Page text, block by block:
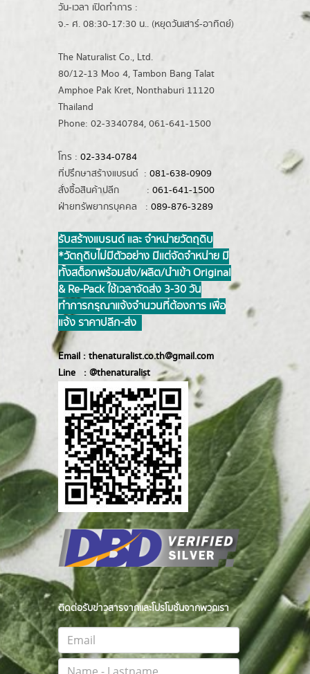
วัน-เวลา เปิดทำการ :
จ.- ศ. 08:30-17:30 น.. (หยุดวันเสาร์-อาทิตย์)
The Naturalist Co., Ltd.
80/12-13 Moo 4, Tambon Bang Talat
Amphoe Pak Kret, Nonthaburi 11120
Thailand
Phone: 02-3340784, 061-641-1500
โทร : 02-334-0784
ที่ปรึกษาสร้างแบรนด์ : 081-638-0909
สั่งซื้อสินค้าปลีก : 061-641-1500
ฝ่ายทรัพยากรบุคคล : 089-876-3289
รับสร้างแบรนด์ และ จำหน่ายวัตถุดิบ
*วัตถุดิบไม่มีตัวอย่าง มีแต่จัดจำหน่าย มี
ทั้งสต็อกพร้อมส่ง/ผลิต/นำเข้า Original
& Re-Pack ใช้เวลาจัดส่ง 3-30 วัน
ทำการ กรุณาแจ้งจำนวนที่ต้องการ เพื่อ
แจ้ง ราคาปลีก-ส่ง
Email : thenaturalist.co.th@gmail.com
Line : @thenaturalist
ติดต่อรับข่าวสารจากและโปรโมชั่นจากพวกเรา